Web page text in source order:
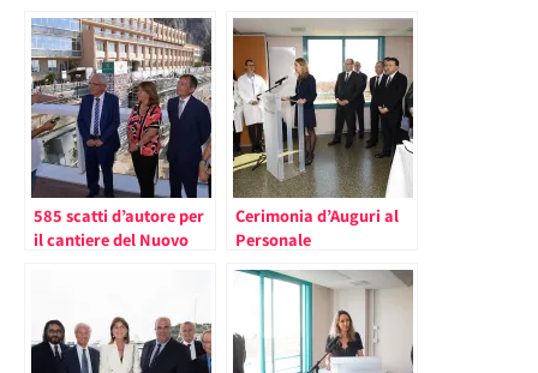
585 scatti d’autore per
il cantiere del Nuovo
Cerimonia d’Auguri al
Personale
Principessa Grace:
“99,4 per cento dei
pazienti soddisfatto
delle cure ricevute”